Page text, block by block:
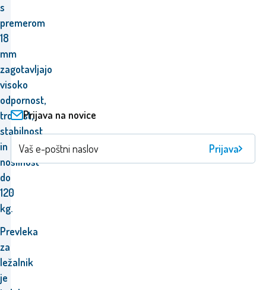
s
premerom
18
mm
zagotavljajo
visoko
odpornost,
trdnost,
stabilnost
in
nosilnost
do
120
kg.
Prevleka
za
ležalnik
je
Prijava na novice
Prijava